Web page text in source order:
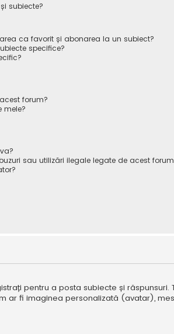
subiecte?
ca favorit și abonarea la un subiect?
specifice?
forum?
mele?
sau utilizări ilegale legate de acest
pentru a posta subiecte și răspunsuri.
ar fi imaginea personalizată (avatar),